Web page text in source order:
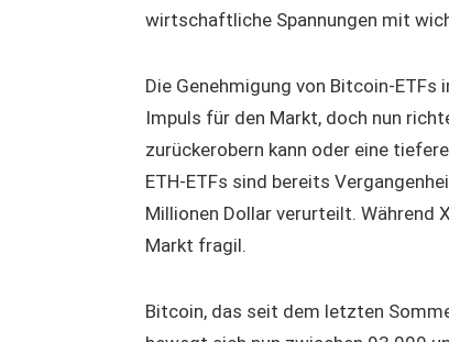
wirtschaftliche Spannungen mit
Die Genehmigung von Bitcoin-
Impuls für den Markt, doch nun
zurückerobern kann oder eine
ETH-ETFs sind bereits
Millionen Dollar verurteilt. Während
Markt fragil.
Bitcoin, das seit dem letzten